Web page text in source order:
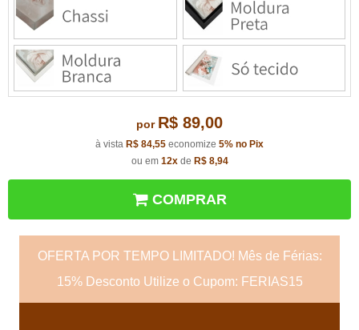
por R$ 89,00
à vista R$ 84,55 economize 5% no Pix
ou em 12xde R$ 8,94
COMPRAR
OFERTA POR TEMPO LIMITADO! Mês de Férias:
15% Desconto Utilize o Cupom: FERIAS15